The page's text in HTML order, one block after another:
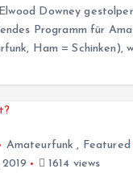
Downey
Programm für
Ham = Schinken),
Amateurfunk , Featured
1614 views